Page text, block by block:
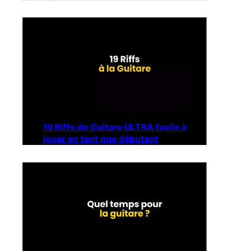
19 Riffs de Guitare ULTRA facile à
jouer en tant que débutant